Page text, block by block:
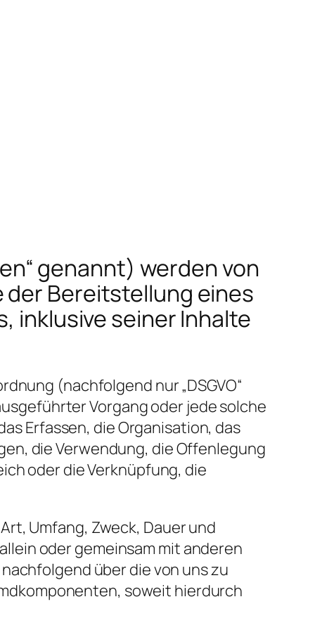
genannt) werden von
der Bereitstellung eines
seiner Inhalte
(nachfolgend nur „DSGVO“
Vorgang oder jede solche
Erfassen, die Organisation, das
die Verwendung, die Offenlegung
oder die Verknüpfung, die
Umfang, Zweck, Dauer und
oder gemeinsam mit anderen
über die von uns zu
soweit hierdurch